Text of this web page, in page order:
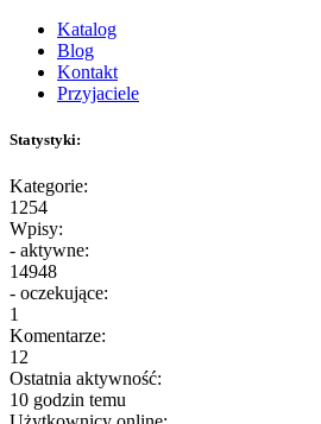
Katalog
Blog
Kontakt
Przyjaciele
Statystyki:
Kategorie:
1254
Wpisy:
- aktywne:
14948
- oczekujące:
1
Komentarze:
12
Ostatnia aktywność:
10 godzin temu